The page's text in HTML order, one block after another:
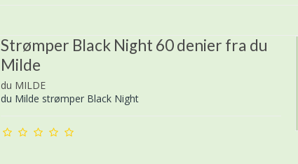
Strømper Black Night 60 denier fra du
Milde
du MILDE
du Milde strømper Black Night